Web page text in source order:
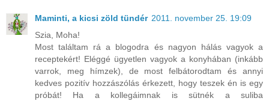
Maminti, a kicsi zöld tündér 2011. november 25. 19:09
Szia, Moha!
Most találtam rá a blogodra és nagyon hálás vagyok a
receptekért! Eléggé ügyetlen vagyok a konyhában (inkább
varrok, meg hímzek), de most felbátorodtam és annyi
kedves pozitív hozzászólás érkezett, hogy teszek én is egy
próbát! Ha a kollegáimnak is sütnék a suliba